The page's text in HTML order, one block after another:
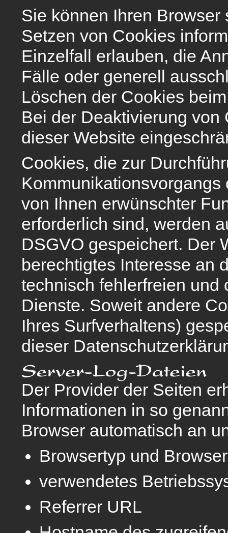
Sie können Ihren
Setzen von Cookies
Einzelfall erlauben, die
Fälle oder generell
Löschen der Cookies
Bei der Deaktivierung
dieser Website
Cookies, die zur
von Ihnen erwünschter
erforderlich sind, werden
DSGVO gespeichert. Der
berechtigtes Interesse an
technisch fehlerfreien und
Dienste. Soweit andere
Ihres Surfverhaltens)
dieser
Der Provider der Seiten
Informationen in so
Browser automatisch an
Browsertyp und
verwendetes
Referrer URL